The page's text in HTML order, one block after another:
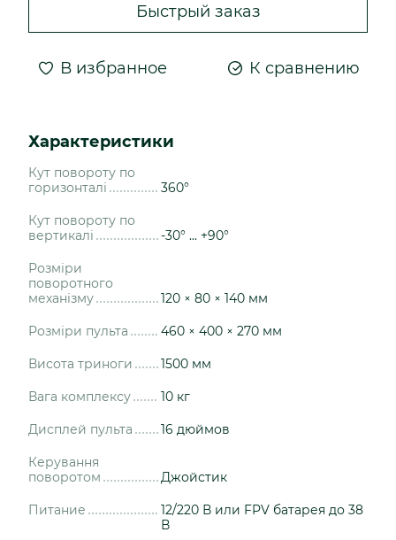
Быстрый заказ
В избранное К сравнению
Характеристики
Кут повороту по
горизонталі
360°
Кут повороту по
вертикалі
-30° ... +90°
Розміри
поворотного
механізму
120 × 80 × 140 мм
Розміри пульта 460 × 400 × 270 мм
Висота триноги 1500 мм
Вага комплексу 10 кг
Дисплей пульта 16 дюймов
Керування
поворотом
Джойстик
Питание
12/220 В или FPV батарея до 38
В